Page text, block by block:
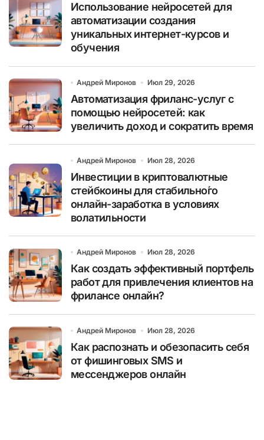
Использование нейросетей для
автоматизации создания
уникальных интернет-курсов и
обучения
Андрей Миронов Июл 29, 2026
Автоматизация фриланс-услуг с
помощью нейросетей: как
увеличить доход и сократить время
Андрей Миронов Июл 28, 2026
Инвестиции в криптовалютные
стейбкоины для стабильно́го
онлайн-заработка в условиях
волатильности
Андрей Миронов Июл 28, 2026
Как создать эффективный портфель
работ для привлечения клиентов на
фрилансе онлайн?
Андрей Миронов Июл 28, 2026
Как распознать и обезопасить себя
от фишинговых SMS и
мессенджеров онлайн